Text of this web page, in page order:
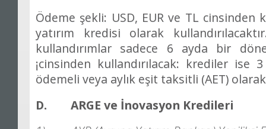
Ödeme şekli: USD, EUR ve TL cinsinden
yatırım kredisi olarak kullandırılacaktı
kullandırımlar sadece 6 ayda bir dö
¡cinsinden kullandırılacak: krediler ise
ödemeli veya aylık eşit taksitli (AET)
D. ARGE ve İnovasyon Kredileri